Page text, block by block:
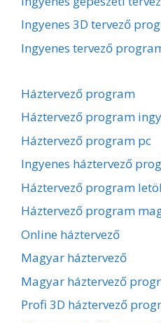
Ingyenes 3D tervező
Ingyenes tervező
Háztervező program
Háztervező program
Háztervező program pc
Ingyenes háztervező
Háztervező program
Háztervező program
Online háztervező
Magyar háztervező
Magyar háztervező
Profi 3D háztervező